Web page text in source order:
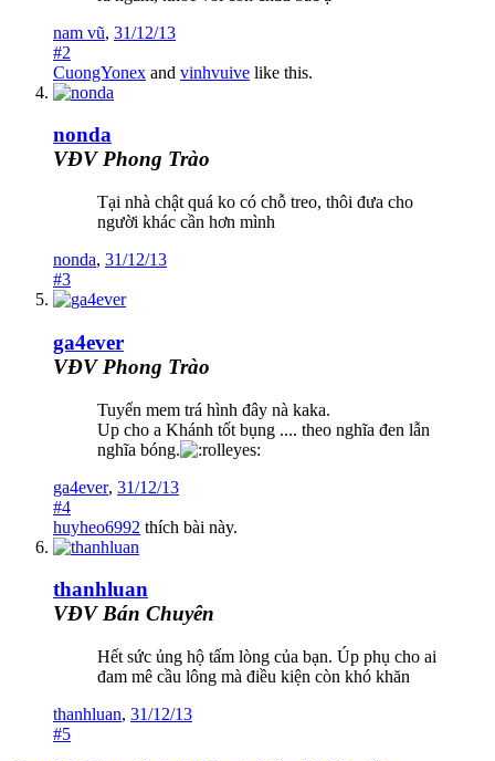
nam vũ, 31/12/13
#2
CuongYonex and vinhvuive like this.
nonda
VĐV Phong Trào
Tại nhà chật quá ko có chỗ treo, thôi đưa cho
người khác cần hơn mình
nonda, 31/12/13
#3
ga4ever
VĐV Phong Trào
Tuyển mem trá hình đây nà kaka.
Up cho a Khánh tốt bụng .... theo nghĩa đen lẫn
nghĩa bóng.
ga4ever, 31/12/13
#4
huyheo6992 thích bài này.
thanhluan
VĐV Bán Chuyên
Hết sức ủng hộ tấm lòng của bạn. Úp phụ cho ai
đam mê cầu lông mà điều kiện còn khó khăn
thanhluan, 31/12/13
#5